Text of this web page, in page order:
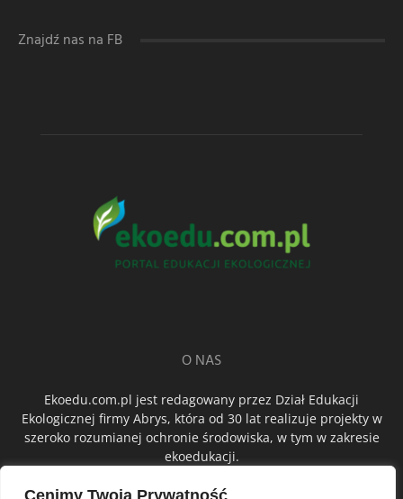
Cenimy Twoją Prywatność
Znajdź nas na FB
O NAS
Ekoedu.com.pl jest redagowany przez Dział Edukacji
Ekologicznej firmy Abrys, która od 30 lat realizuje projekty w
szeroko rozumianej ochronie środowiska, w tym w zakresie
ekoedukacji.